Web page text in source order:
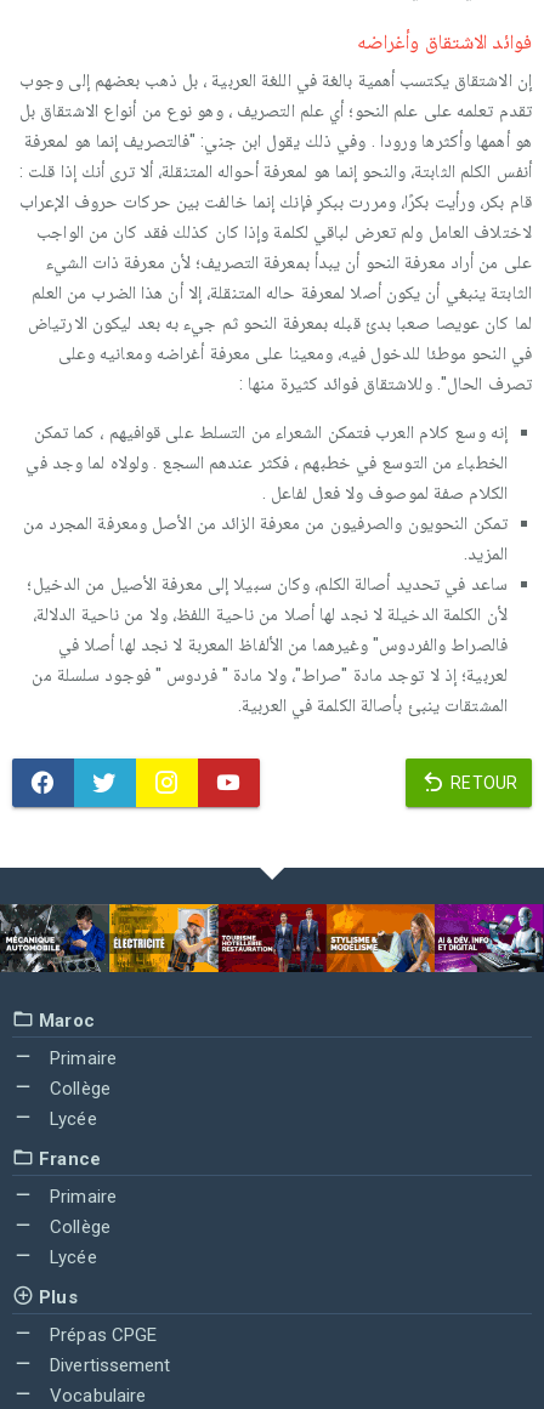
فوائد الاشتقاق وأغراضه
إن الاشتقاق يكتسب أهمية بالغة في اللغة العربية ، بل ذهب بعضهم إلى وجوب
تقدم تعلمه على علم النحو؛ أي علم التصريف ، وهو نوع من أنواع الاشتقاق بل
هو أهمها وأكثرها ورودا . وفي ذلك يقول ابن جني: "فالتصريف إنما هو لمعرفة
أنفس الكلم الثابتة، والنحو إنما هو لمعرفة أحواله المتنقلة، ألا ترى أنك إذا قلت :
قام بكر، ورأيت بكرًا، ومررت ببكرٍ فإنك إنما خالفت بين حركات حروف الإعراب
لاختلاف العامل ولم تعرض لباقي لكلمة وإذا كان كذلك فقد كان من الواجب
على من أراد معرفة النحو أن يبدأ بمعرفة التصريف؛ لأن معرفة ذات الشيء
الثابتة ينبغي أن يكون أصلا لمعرفة حاله المتنقلة، إلا أن هذا الضرب من العلم
لما كان عويصا صعبا بدئ قبله بمعرفة النحو ثم جيء به بعد ليكون الارتياض
في النحو موطئا للدخول فيه، ومعينا على معرفة أغراضه ومعانيه وعلى
تصرف الحال". وللاشتقاق فوائد كثيرة منها :
إنه وسع كلام العرب فتمكن الشعراء من التسلط على قوافيهم ، كما تمكن
الخطباء من التوسع في خطبهم ، فكثر عندهم السجع . ولولاه لما وجد في
الكلام صفة لموصوف ولا فعل لفاعل .
تمكن النحويون والصرفيون من معرفة الزائد من الأصل ومعرفة المجرد من
المزيد.
ساعد في تحديد أصالة الكلم، وكان سبيلا إلى معرفة الأصيل من الدخيل؛
لأن الكلمة الدخيلة لا نجد لها أصلا من ناحية اللفظ، ولا من ناحية الدلالة،
فالصراط والفردوس" وغيرهما من الألفاظ المعربة لا نجد لها أصلا في
لعربية؛ إذ لا توجد مادة "صراط"، ولا مادة " فردوس " فوجود سلسلة من
المشتقات ينبئ بأصالة الكلمة في العربية.
RETOUR
Maroc
Primaire
Collège
Lycée
France
Primaire
Collège
Lycée
Plus
Prépas CPGE
Divertissement
Vocabulaire